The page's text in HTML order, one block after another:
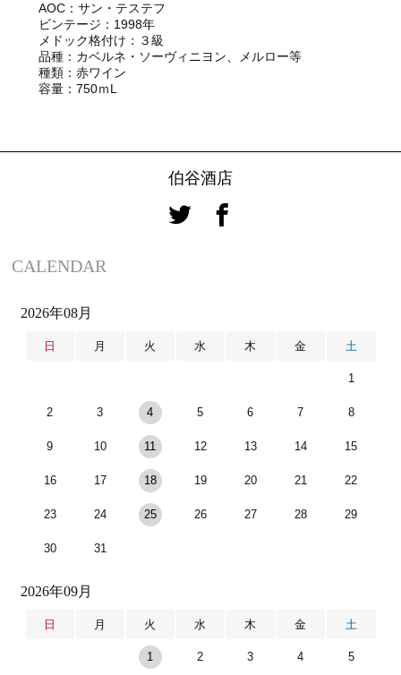
AOC：サン・テステフ
ビンテージ：1998年
メドック格付け：３級
品種：カベルネ・ソーヴィニヨン、メルロー等
種類：赤ワイン
容量：750ｍL
伯谷酒店
CALENDAR
2026年08月
日 月 火 水 木 金 土
1
2 3 4 5 6 7 8
9 10 11 12 13 14 15
16 17 18 19 20 21 22
23 24 25 26 27 28 29
30 31
2026年09月
日 月 火 水 木 金 土
1 2 3 4 5